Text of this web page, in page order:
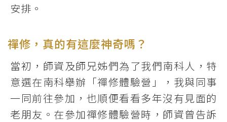
安排。
禪修，真的有這麼神奇嗎？
當初，師資及師兄姊們為了我們南科人，特
意選在南科舉辦「禪修體驗營」，我與同事
一同前往參加，也順便看看多年沒有見面的
老朋友。在參加禪修體驗營時，師資曾告訴